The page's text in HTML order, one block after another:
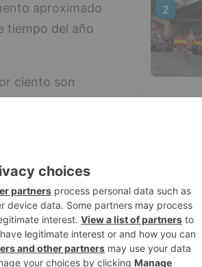
aproximado
tiempo del año
ciento son
receptora
un tercio de
231.000
a los
la
lo que
personas, con
2
4